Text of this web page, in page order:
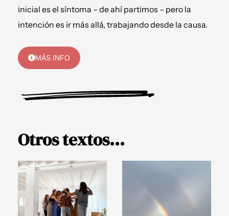
inicial es el síntoma – de ahí partimos – pero la
intención es ir más allá, trabajando desde la causa.
MÁS INFO
Otros textos...